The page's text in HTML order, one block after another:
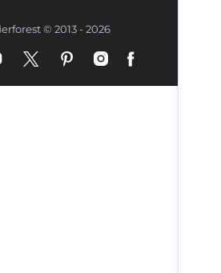
Renderforest © 2013 - 2026